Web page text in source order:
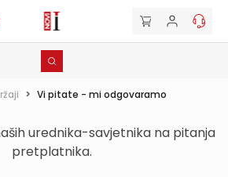
> Vi pitate - mi odgovaramo
urednika-savjetnika na pitanja
pretplatnika.